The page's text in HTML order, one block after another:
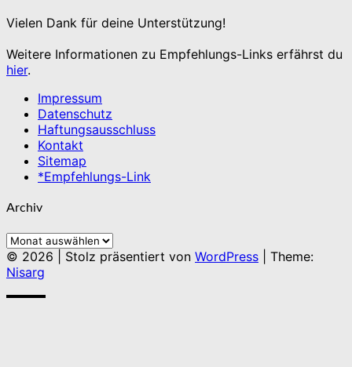
Vielen Dank für deine Unterstützung!
Weitere Informationen zu Empfehlungs-Links erfährst du
hier.
Impressum
Datenschutz
Haftungsausschluss
Kontakt
Sitemap
*Empfehlungs-Link
Archiv
Archiv
© 2026
Stolz präsentiert von WordPress
Theme:
Nisarg